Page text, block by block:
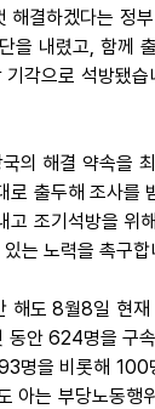
결하겠다는 정
을 내렸고, 함께
각으로 석방됐
의 해결 약속을
출두해 조사
조기석방을
는 노력을 촉구합
해도 8월8일 현
안 624명을 구
명을 비롯해
아는 부당노동